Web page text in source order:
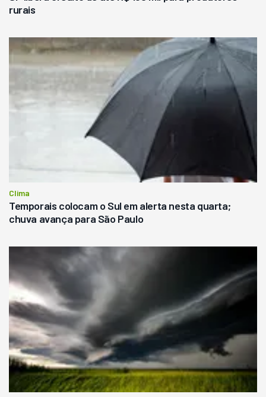
rurais
Clima
Temporais colocam o Sul em alerta nesta quarta;
chuva avança para São Paulo